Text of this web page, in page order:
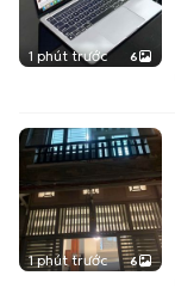
1 phút trước 6
1 phút trước 6